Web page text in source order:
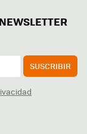
SUSCRIBIR